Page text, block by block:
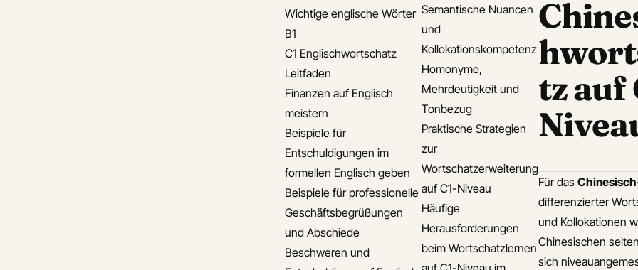
Wichtige englische Wörter
B1
C1 Englischwortschatz
Leitfaden
Finanzen auf Englisch
meistern
Beispiele für
Entschuldigungen im
formellen Englisch geben
Beispiele für professionelle
Geschäftsbegrüßungen
und Abschiede
Beschweren und
Semantische Nuancen
und
Kollokationskompetenz
Homonyme,
Mehrdeutigkeit und
Tonbezug
Praktische Strategien
zur
Wortschatzerweiterung
auf C1-Niveau
Häufige
Herausforderungen
beim Wortschatzlernen
tz auf
Für das
differenzierter
und Kollokationen
Chinesischen
sich